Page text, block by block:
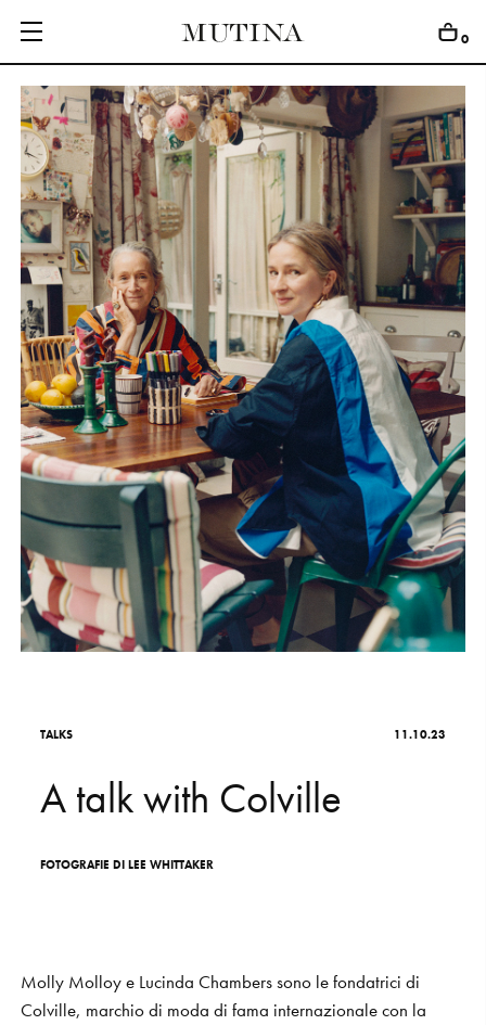
0
COL E CTIO NS
E DITIONS
GE TIN SPIRED
DESIGNERS
JOURNAL
ABOUT
MU NAFORART
SHOP
Get In Touch
Login
ITEN
TALKS 11.10.23
A talkwith Colville
FOTOGRAFIE DI LEE WHITTAKER
Molly Molloy e Lucinda Chambers sono le fondatrici di
Colville, marchio di moda di fama internazionale con la